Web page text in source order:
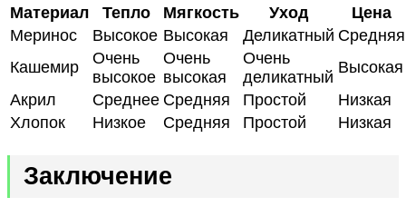
Материал Тепло Мягкость Уход
Цена
Меринос
Высокое Высокая Деликатный Средняя
Кашемир
Очень
высокое
Очень
высокая
Очень
деликатный
Высокая
Акрил
Среднее Средняя Простой
Низкая
Хлопок
Низкое Средняя Простой Низкая
Заключение